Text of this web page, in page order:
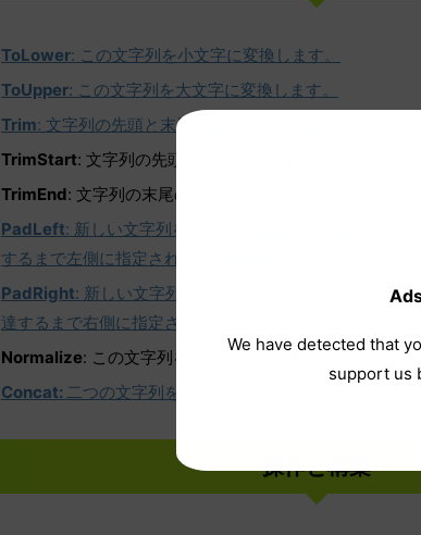
ToLower: この文字列を小文字に変換します。
ToUpper: この文字列を大文字に変換します。
Trim: 文字列の先頭と末尾の空白文字を削除します。
TrimStart: 文字列の先頭の空白文字をすべて削除します。
TrimEnd: 文字列の末尾の空白文字をすべて削除します。
PadLeft: 新しい文字列を生成し、指定された合計文字数
するまで左側に指定された Unicode 文字を埋め込みます
PadRight: 新しい文字列を生成し、指定された合計文字
達するまで右側に指定された Unicode 文字を埋め込みま
Normalize: この文字列を正規化形式に変換します。
Concat: 二つの文字列を連結します。
操作と構築
We have detected that
support us